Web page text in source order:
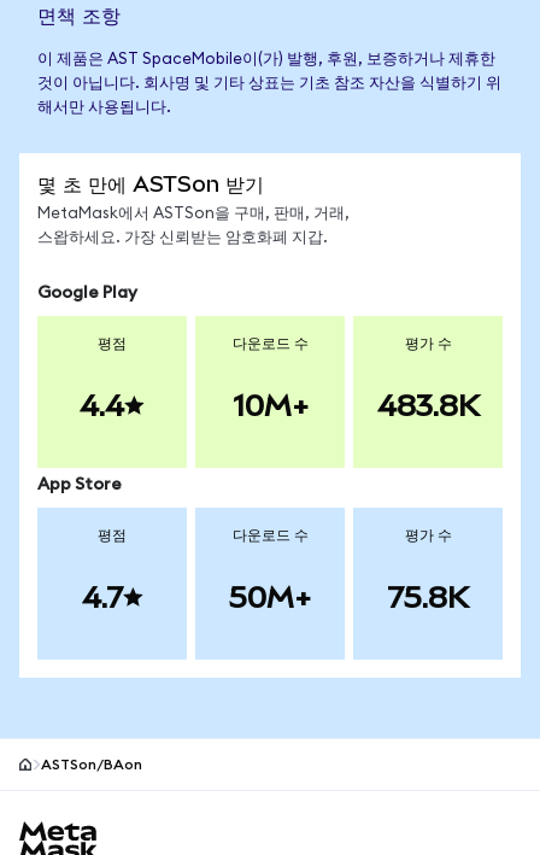
면책 조항
이 제품은 AST SpaceMobile이(가) 발행, 후원, 보증하거나 제휴한
것이 아닙니다. 회사명 및 기타 상표는 기초 참조 자산을 식별하기 위
해서만 사용됩니다.
몇 초 만에 ASTSon 받기
MetaMask에서 ASTSon을 구매, 판매, 거래,
스왑하세요. 가장 신뢰받는 암호화폐 지갑.
Google Play
평점
4.4
다운로드 수
10M+
평가 수
483.8K
App Store
평점
4.7
다운로드 수
50M+
평가 수
75.8K
ASTSon/BAon